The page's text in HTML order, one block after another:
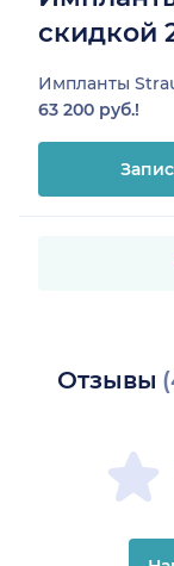
скидкой
Импланты
63 200 руб.!
Отзывы